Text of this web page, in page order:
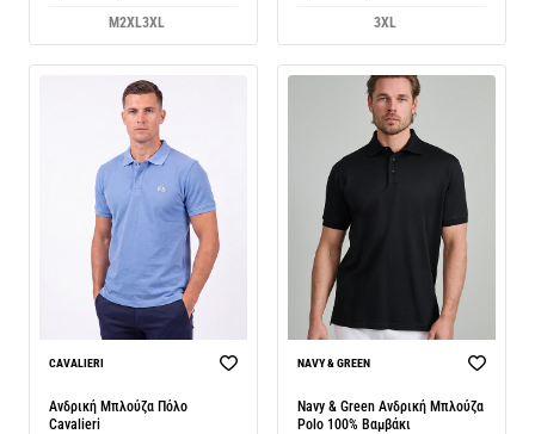
M2XL3XL 3XL
-14%
CAVALIERI
Ανδρική Μπλούζα Πόλο
Cavalieri
NAVY & GREEN
Navy & Green Ανδρική Μπλούζα
Polo 100% Βαμβάκι